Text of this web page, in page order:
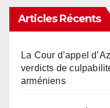
Articles Récents
La Cour d’appel
verdicts de
arméniens